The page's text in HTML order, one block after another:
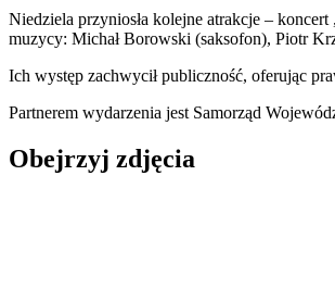
Niedziela przyniosła kolejne atrakcje –
muzycy: Michał Borowski (saksofon), Piotr
Ich występ zachwycił publiczność, oferując
Partnerem wydarzenia jest Samorząd
Obejrzyj zdjęcia